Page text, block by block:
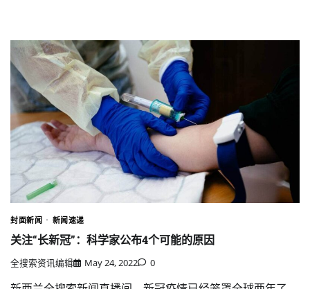
封面新闻 新闻速递
关注“长新冠”：科学家公布4个可能的原因
全搜索资讯编辑 May 24, 2022 0